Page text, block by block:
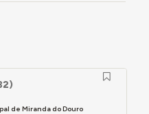
de Miranda do Douro